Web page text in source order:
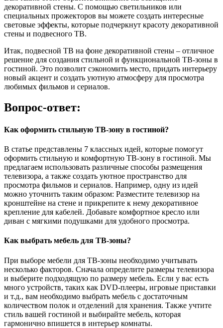
декоративной стены. С помощью светильников или
специальных прожекторов вы можете создать интересные
световые эффекты, которые подчеркнут красоту декоративной
стены и подвесного ТВ.
Итак, подвесной ТВ на фоне декоративной стены – отличное
решение для создания стильной и функциональной ТВ-зоны в
гостиной. Это позволит сэкономить место, придать интерьеру
новый акцент и создать уютную атмосферу для просмотра
любимых фильмов и сериалов.
Вопрос-ответ:
Как оформить стильную ТВ-зону в гостиной?
В статье представлены 7 классных идей, которые помогут
оформить стильную и комфортную ТВ-зону в гостиной. Мы
предлагаем использовать различные способы размещения
телевизора, а также создать уютное пространство для
просмотра фильмов и сериалов. Например, одну из идей
можно уточнить таким образом: Разместите телевизор на
кронштейне на стене и прикрепите к нему декоративное
крепление для кабелей. Добавьте комфортное кресло или
диван с мягкими подушками для удобного просмотра.
Как выбрать мебель для ТВ-зоны?
При выборе мебели для ТВ-зоны необходимо учитывать
несколько факторов. Сначала определите размеры телевизора
и выберите подходящую по размеру мебель. Если у вас есть
много устройств, таких как DVD-плееры, игровые приставки
и т.д., вам необходимо выбрать мебель с достаточным
количеством полок и отделений для хранения. Также учтите
стиль вашей гостиной и выбирайте мебель, которая
гармонично впишется в интерьер комнаты.